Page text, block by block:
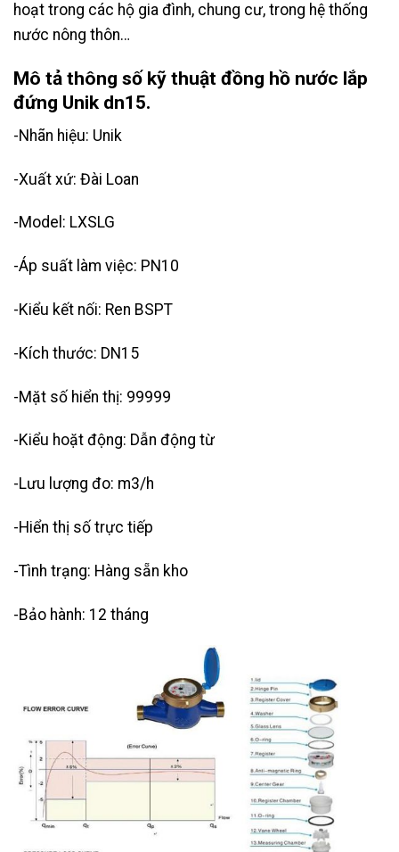
hoạt trong các hộ gia đình, chung cư, trong hệ thống
nước nông thôn…
Mô tả thông số kỹ thuật đồng hồ nước lắp
đứng Unik dn15.
-Nhãn hiệu: Unik
-Xuất xứ: Đài Loan
-Model: LXSLG
-Áp suất làm việc: PN10
-Kiểu kết nối: Ren BSPT
-Kích thước: DN15
-Mặt số hiển thị: 99999
-Kiểu hoặt động: Dẫn động từ
-Lưu lượng đo: m3/h
-Hiển thị số trực tiếp
-Tình trạng: Hàng sẵn kho
-Bảo hành: 12 tháng